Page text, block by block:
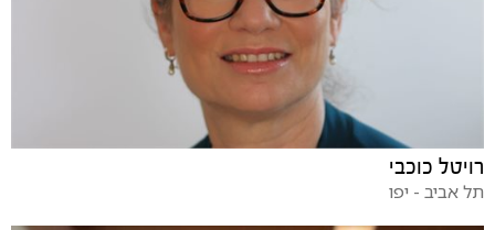
רויטל כוכבי
תל אביב - יפו